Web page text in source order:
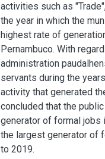
activities such as
the year in which the
highest rate of
Pernambuco. With
administration
servants during the
activity that generated
concluded that the
generator of formal jobs
the largest generator of
to 2019.